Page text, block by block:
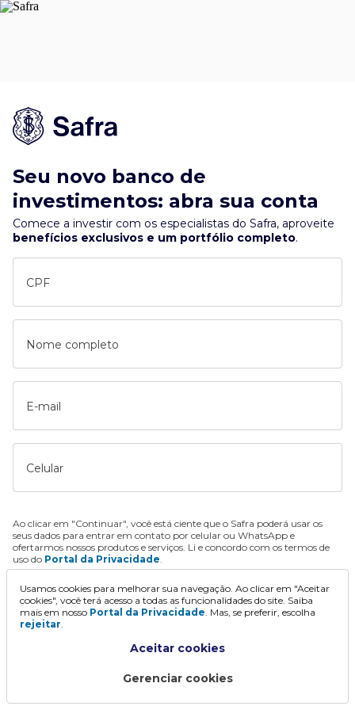
Seu novo banco de
investimentos: abra sua conta
Comece a investir com os especialistas do Safra, aproveite
benefícios exclusivos e um portfólio completo.
CPF
Nome completo
E-mail
Celular
Ao clicar em "Continuar", você está ciente que o Safra poderá usar os
seus dados para entrar em contato por celular ou WhatsApp e
ofertarmos nossos produtos e serviços. Li e concordo com os termos de
uso do Portal da Privacidade.
Continuar
Usamos cookies para melhorar sua navegação. Ao clicar em "Aceitar
cookies", você terá acesso a todas as funcionalidades do site. Saiba
mais em nosso Portal da Privacidade. Mas, se preferir, escolha
rejeitar.
Aceitar cookies
Gerenciar cookies